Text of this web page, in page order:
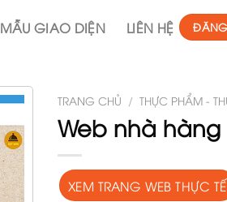
MẪU GIAO DIỆN LIÊN HỆ
TRANG CHỦ / THỰC PHẨM -
Web nhà hàng
XEM TRANG WEB THỰC TẾ